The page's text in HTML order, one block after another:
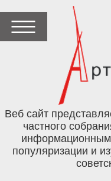
Веб сайт
частного
популяризации и